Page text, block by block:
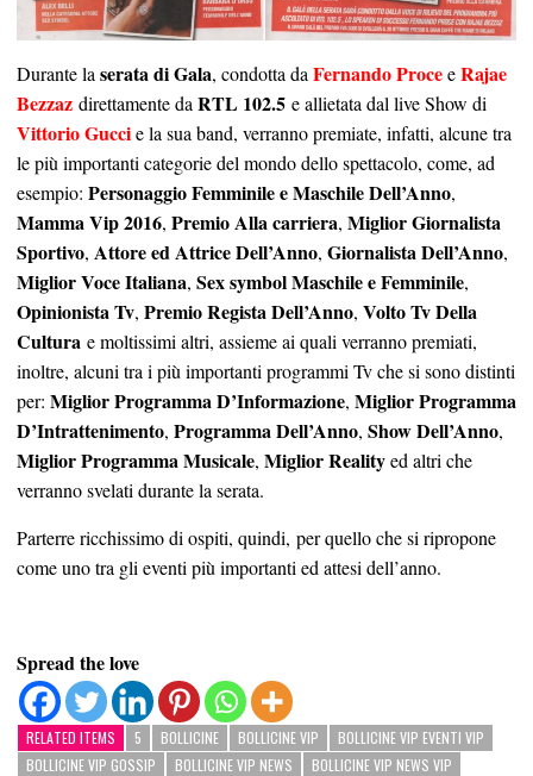
Durante la serata di Gala, condotta da Fernando ProceeRajae
Bezzaz direttamente da RTL 102.5 e allietata dal live Show di
Vittorio Guccie la sua band, verranno premiate, infatti, alcune tra
le più importanti categorie del mondo dello spettacolo, come, ad
esempio: Personaggio Femminile e Maschile Dell’Anno,
Mamma Vip 2016, Premio Alla carriera, Miglior Giornalista
Sportivo, Attore ed Attrice Dell’Anno, Giornalista Dell’Anno,
Miglior Voce Italiana, Sex symbol Maschile e Femminile,
Opinionista Tv, Premio Regista Dell’Anno, Volto Tv Della
Cultura e moltissimi altri, assieme ai quali verranno premiati,
inoltre, alcuni tra i più importanti programmi Tv che si sono distinti
per: Miglior Programma D’Informazione, Miglior Programma
D’Intrattenimento, Programma Dell’Anno, Show Dell’Anno,
Miglior Programma Musicale, Miglior Realityed altri che
verranno svelati durante la serata.
Parterre ricchissimo di ospiti, quindi, per quello che si ripropone
come uno tra gli eventi più importanti ed attesi dell’anno.
Spread the love
RELATED ITEMS 5 BOLLICINE BOLLICINE VIP
BOLLICINE VIP EVENTI VIP
BOLLICINE VIP GOSSIP
BOLLICINE VIP NEWS
BOLLICINE VIP NEWS VIP